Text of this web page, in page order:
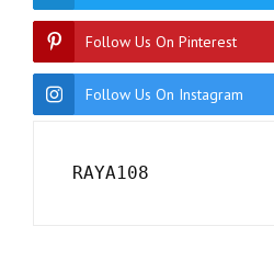
Follow Us On Pinterest
Follow Us On Instagram
RAYA108